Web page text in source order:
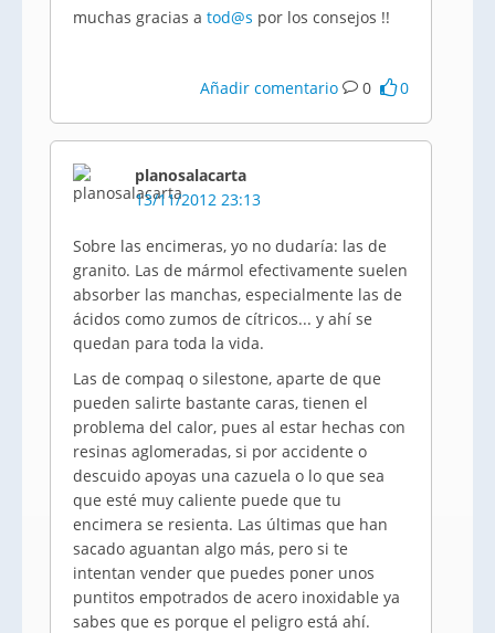
muchas gracias a tod@s por los consejos !!
Añadir comentario 0 0
planosalacarta
13/11/2012 23:13
Sobre las encimeras, yo no dudaría: las de
granito. Las de mármol efectivamente suelen
absorber las manchas, especialmente las de
ácidos como zumos de cítricos... y ahí se
quedan para toda la vida.
Las de compaq o silestone, aparte de que
pueden salirte bastante caras, tienen el
problema del calor, pues al estar hechas con
resinas aglomeradas, si por accidente o
descuido apoyas una cazuela o lo que sea
que esté muy caliente puede que tu
encimera se resienta. Las últimas que han
sacado aguantan algo más, pero si te
intentan vender que puedes poner unos
puntitos empotrados de acero inoxidable ya
sabes que es porque el peligro está ahí.